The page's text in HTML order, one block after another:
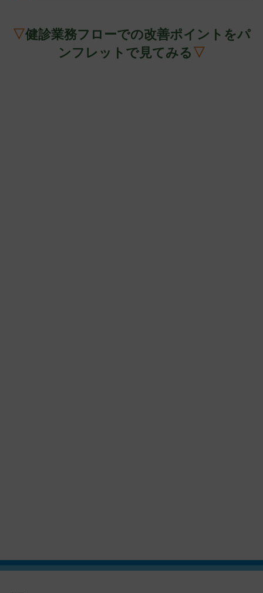
▽健診業務フローでの改善ポイントをパ
ンフレットで見てみる ▽